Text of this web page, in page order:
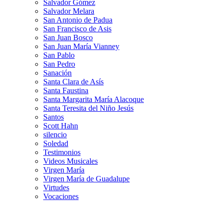
Salvador Gómez
Salvador Melara
San Antonio de Padua
San Francisco de Asis
San Juan Bosco
San Juan María Vianney
San Pablo
San Pedro
Sanación
Santa Clara de Asís
Santa Faustina
Santa Margarita María Alacoque
Santa Teresita del Niño Jesús
Santos
Scott Hahn
silencio
Soledad
Testimonios
Videos Musicales
Virgen María
Virgen María de Guadalupe
Virtudes
Vocaciones